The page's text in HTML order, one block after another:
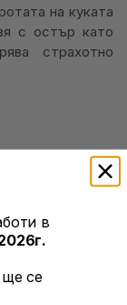
на куката
с остър като
страхотно
в
се